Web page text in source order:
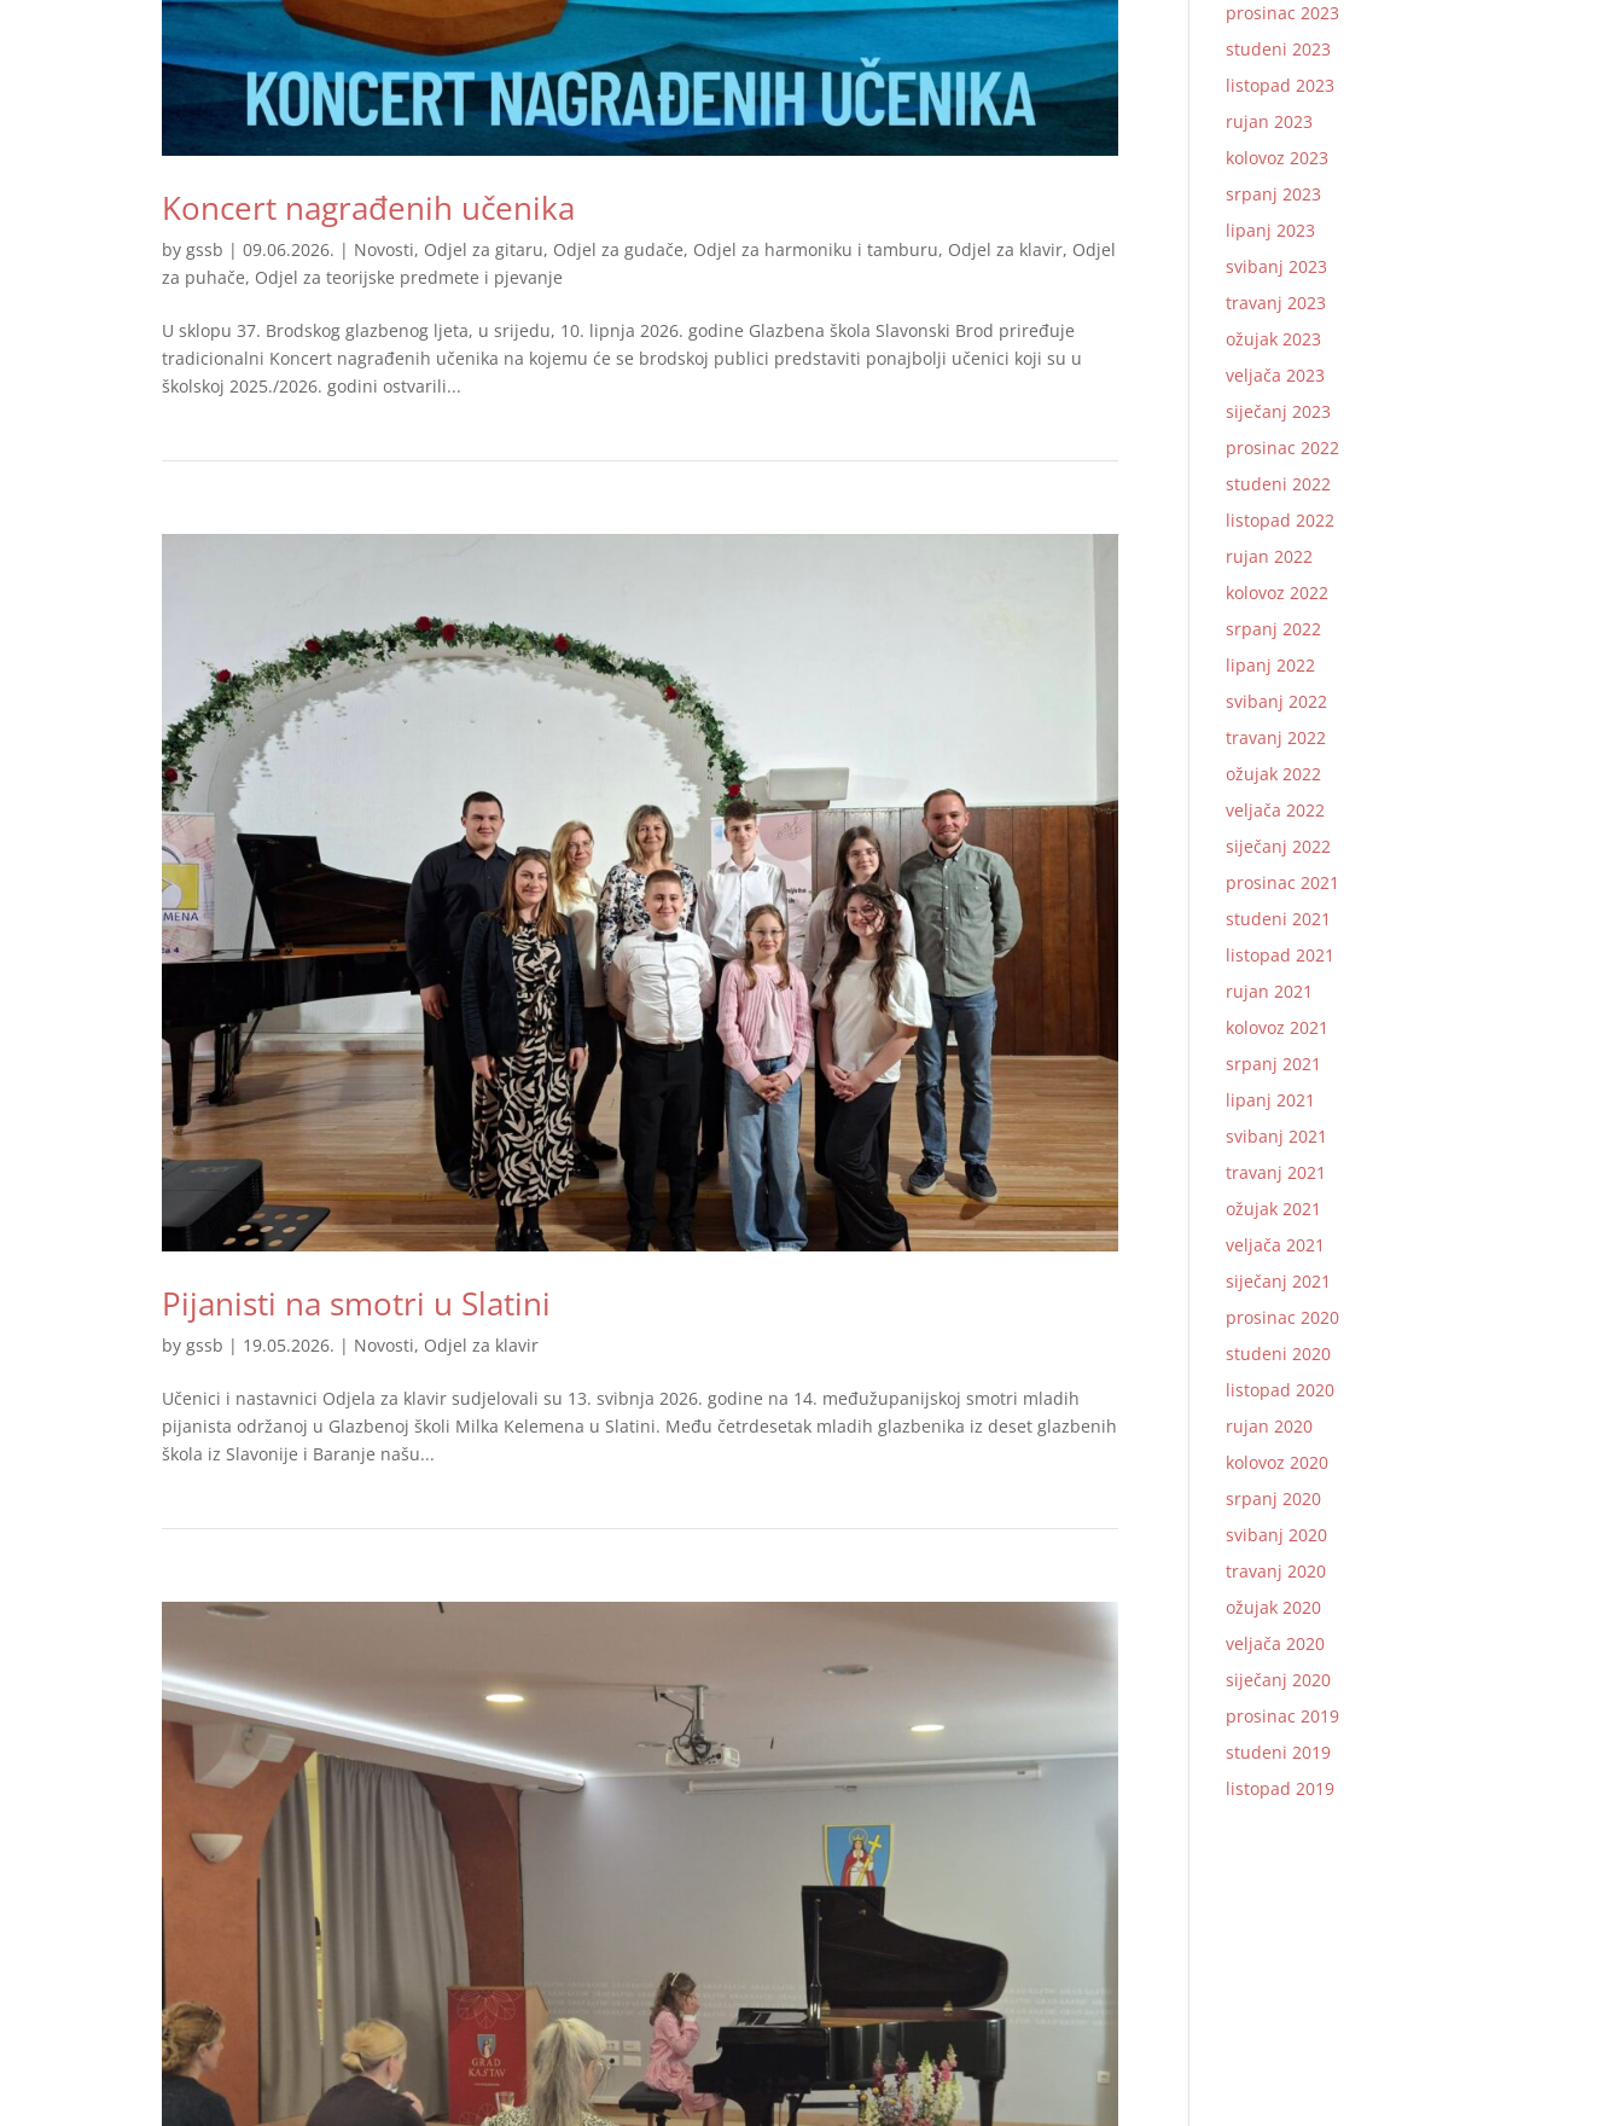
Koncert nagrađenih učenika
bygssb |09.06.2026. | Novosti, Odjel za gitaru, Odjel za gudače, Odjel za harmoniku i tamburu, Odjel za klavir, Odjel
za puhače, Odjel za teorijske predmete i pjevanje
U sklopu 37. Brodskog glazbenog ljeta, u srijedu, 10. lipnja 2026. godine Glazbena škola Slavonski Brod priređuje
tradicionalni Koncert nagrađenih učenika na kojemu će se brodskoj publici predstaviti ponajbolji učenici koji su u
školskoj 2025./2026. godini ostvarili...
Pijanisti na smotri u Slatini
bygssb | 19.05.2026. | Novosti, Odjel za klavir
Učenici i nastavnici Odjela za klavir sudjelovali su 13. svibnja 2026. godine na 14. međužupanijskoj smotri mladih
pijanista održanoj u Glazbenoj školi Milka Kelemena u Slatini. Među četrdesetak mladih glazbenika iz deset glazbenih
škola iz Slavonije i Baranje našu...
prosinac 2023
studeni 2023
listopad 2023
rujan 2023
kolovoz 2023
srpanj 2023
lipanj 2023
svibanj 2023
travanj 2023
ožujak 2023
veljača 2023
siječanj 2023
prosinac 2022
studeni 2022
listopad 2022
rujan 2022
kolovoz 2022
srpanj 2022
lipanj 2022
svibanj 2022
travanj 2022
ožujak 2022
veljača 2022
siječanj 2022
prosinac 2021
studeni 2021
listopad 2021
rujan 2021
kolovoz 2021
srpanj 2021
lipanj 2021
svibanj 2021
travanj 2021
ožujak 2021
veljača 2021
siječanj 2021
prosinac 2020
studeni 2020
listopad 2020
rujan 2020
kolovoz 2020
srpanj 2020
svibanj 2020
travanj 2020
ožujak 2020
veljača 2020
siječanj 2020
prosinac 2019
studeni 2019
listopad 2019